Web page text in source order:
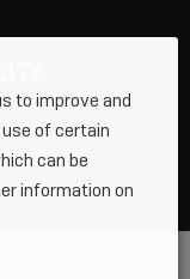
to improve and
of certain
can be
information on